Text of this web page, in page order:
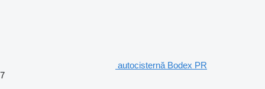
autocisternă Bodex PR
7